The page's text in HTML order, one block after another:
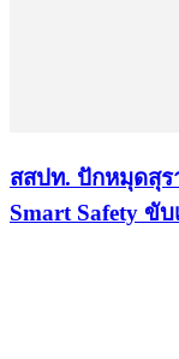
สสปท. ปักหมุดสุร
Smart Safety ขั